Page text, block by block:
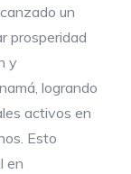
un
prosperidad
y
logrando
activos en
Esto
en